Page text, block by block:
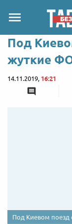
Под
жуткие
14.11.2019, 16:21
Под Киевом поезд